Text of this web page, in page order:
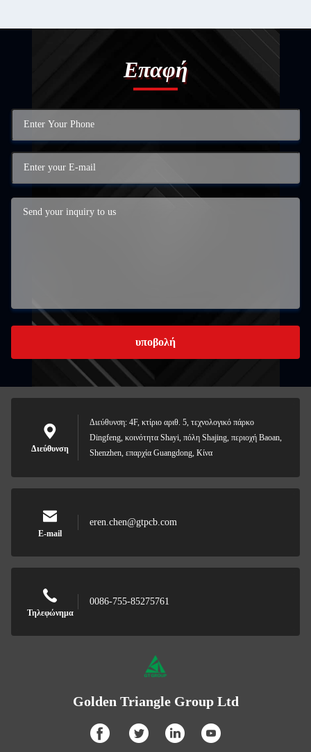
Επαφή
υποβολή
Διεύθυνση
Διεύθυνση: 4F, κτίριο αριθ. 5, τεχνολογικό πάρκο
Dingfeng, κοινότητα Shayi, πόλη Shajing, περιοχή Baoan,
Shenzhen, επαρχία Guangdong, Κίνα
E-mail
eren.chen@gtpcb.com
Τηλεφώνημα
0086-755-85275761
Golden Triangle Group Ltd